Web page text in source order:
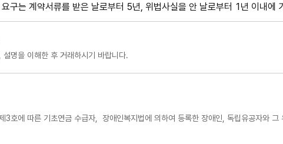
구는 계약서류를 받은 날로부터 5년, 위법사실을 안 날로부터 1년 이내에
명을 이해한 후 거래하시기 바랍니다.
3호에 따른 기초연금 수급자, 장애인복지법에 의하여 등록한 장애인, 독립유공자와